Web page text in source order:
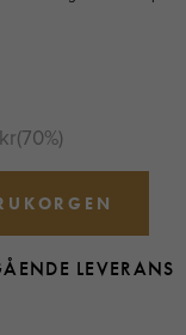
(70%)
LEVERANS